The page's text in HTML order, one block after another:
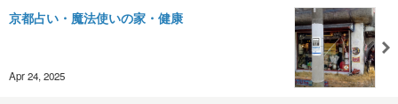
京都占い・魔法使いの家・健康
Apr 24, 2025